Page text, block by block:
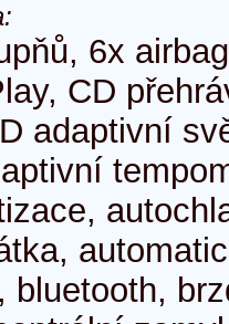
6x
CD
adaptivní
bluetooth,